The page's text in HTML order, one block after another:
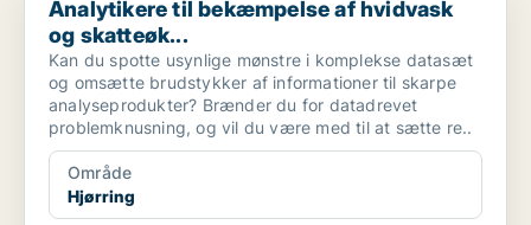
Analytikere til bekæmpelse af hvidvask
og skatteøk...
Kan du spotte usynlige mønstre i komplekse datasæt
og omsætte brudstykker af informationer til skarpe
analyseprodukter? Brænder du for datadrevet
problemknusning, og vil du være med til at sætte re..
Område
Hjørring